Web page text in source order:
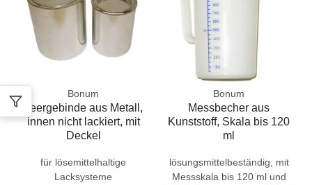
Bonum
Leergebinde aus Metall,
innen nicht lackiert, mit
Deckel
für lösemittelhaltige
Lacksysteme
Bonum
Messbecher aus
Kunststoff, Skala bis 120
ml
lösungsmittelbeständig, mit
Messskala bis 120 ml und